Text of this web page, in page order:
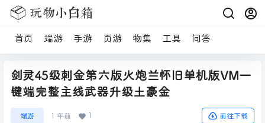
首页 端游 手游 页游 物集 工具 问答
剑灵45级刺金第六版火炮兰怀旧单机版VM一
键端完整主线武器升级土豪金
端游 1 年前 1 前往下载